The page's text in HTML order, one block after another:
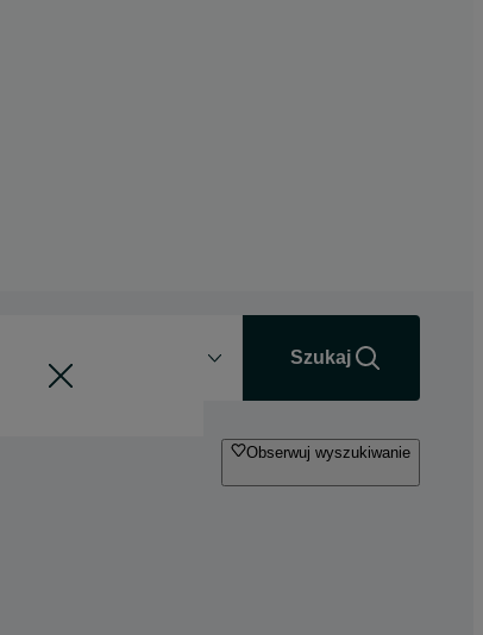
Szukaj
Obserwuj wyszukiwanie